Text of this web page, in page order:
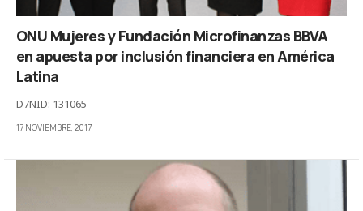
ONU Mujeres y Fundación Microfinanzas BBVA
en apuesta por inclusión financiera en América
Latina
D7NID: 131065
17 NOVIEMBRE, 2017